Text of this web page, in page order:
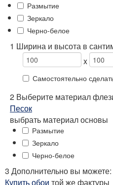
Размытие
Зеркало
Черно-белое
1 Ширина и высота в
x
Самостоятельно
2 Выберите материал
Песок
выбрать материал основы
Размытие
Зеркало
Черно-белое
3 Дополнительно вы можете:
Купить обои той же фактуры